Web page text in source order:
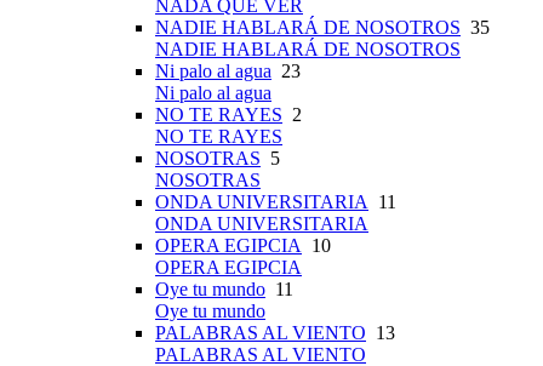
NADA QUE VER
NADIE HABLARÁ DE NOSOTROS 35
NADIE HABLARÁ DE NOSOTROS
Ni palo al agua 23
Ni palo al agua
NO TE RAYES 2
NO TE RAYES
NOSOTRAS 5
NOSOTRAS
ONDA UNIVERSITARIA
11
ONDA UNIVERSITARIA
OPERA EGIPCIA
10
OPERA EGIPCIA
Oye tu mundo 11
Oye tu mundo
PALABRAS AL VIENTO 13
PALABRAS AL VIENTO